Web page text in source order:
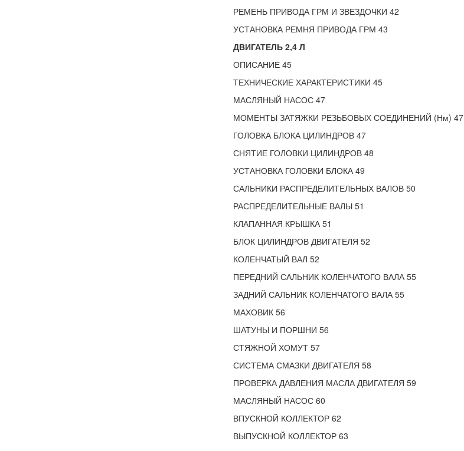
РЕМЕНЬ ПРИВОДА ГРМ И ЗВЕЗДОЧКИ 42
УСТАНОВКА РЕМНЯ ПРИВОДА ГРМ 43
ДВИГАТЕЛЬ 2,4 Л
ОПИСАНИЕ 45
ТЕХНИЧЕСКИЕ ХАРАКТЕРИСТИКИ 45
МАСЛЯНЫЙ НАСОС 47
МОМЕНТЫ ЗАТЯЖКИ РЕЗЬБОВЫХ СОЕДИНЕНИЙ (Нм) 47
ГОЛОВКА БЛОКА ЦИЛИНДРОВ 47
СНЯТИЕ ГОЛОВКИ ЦИЛИНДРОВ 48
УСТАНОВКА ГОЛОВКИ БЛОКА 49
САЛЬНИКИ РАСПРЕДЕЛИТЕЛЬНЫХ ВАЛОВ 50
РАСПРЕДЕЛИТЕЛЬНЫЕ ВАЛЫ 51
КЛАПАННАЯ КРЫШКА 51
БЛОК ЦИЛИНДРОВ ДВИГАТЕЛЯ 52
КОЛЕНЧАТЫЙ ВАЛ 52
ПЕРЕДНИЙ САЛЬНИК КОЛЕНЧАТОГО ВАЛА 55
ЗАДНИЙ САЛЬНИК КОЛЕНЧАТОГО ВАЛА 55
МАХОВИК 56
ШАТУНЫ И ПОРШНИ 56
СТЯЖНОЙ ХОМУТ 57
СИСТЕМА СМАЗКИ ДВИГАТЕЛЯ 58
ПРОВЕРКА ДАВЛЕНИЯ МАСЛА ДВИГАТЕЛЯ 59
МАСЛЯНЫЙ НАСОС 60
ВПУСКНОЙ КОЛЛЕКТОР 62
ВЫПУСКНОЙ КОЛЛЕКТОР 63